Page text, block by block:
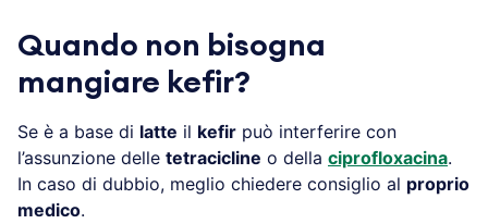
Quando non bisogna
mangiare kefir?
Se è a base di latte il kefir può interferire con
l’assunzione delle tetracicline o della ciprofloxacina.
In caso di dubbio, meglio chiedere consiglio al proprio
medico.